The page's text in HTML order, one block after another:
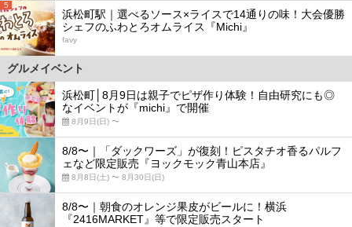
5
浜松町駅｜選べるソース×ライスで14通りの味！大会優勝
シェフのふわとろオムライス『Michi』
favy
グルメイベント
浜松町│8月9日は親子でピザ作り体験！自由研究にも◎
なイベントが『michi』で開催
8月9日(日) 〜
8/8〜｜「ダックワーズ」が復刻！ピスタチオ香るパルフ
ェなど限定販売『ヨックモック青山本店』
8月8日(土) 〜 8月30日(日)
8/8〜｜朝食のオレンジ果皮がビールに！横浜
『2416MARKET』等で限定販売スタート